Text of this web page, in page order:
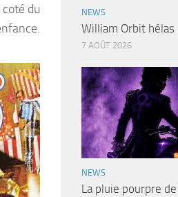
du
NEWS
William Orbit
7 AOÛT 2026
NEWS
La pluie pourpre